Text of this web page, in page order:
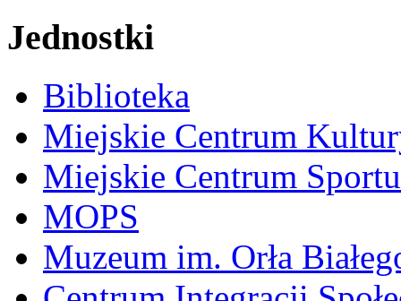
Jednostki
Biblioteka
Miejskie Centrum
Miejskie Centrum
MOPS
Muzeum im. Orła